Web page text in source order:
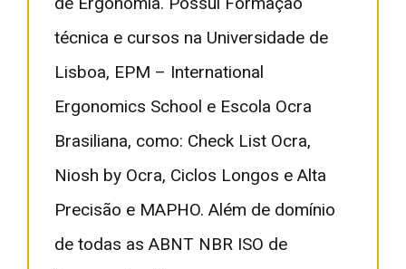
técnica e cursos na Universidade de
Lisboa, EPM – International
Ergonomics School e Escola Ocra
Brasiliana, como: Check List Ocra,
Niosh by Ocra, Ciclos Longos e Alta
Precisão e MAPHO. Além de domínio
de todas as ABNT NBR ISO de